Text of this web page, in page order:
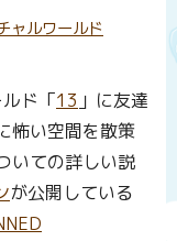
ャルワールド
ド「13 」に友達
怖い空間を散策
いての詳しい説
が公開している